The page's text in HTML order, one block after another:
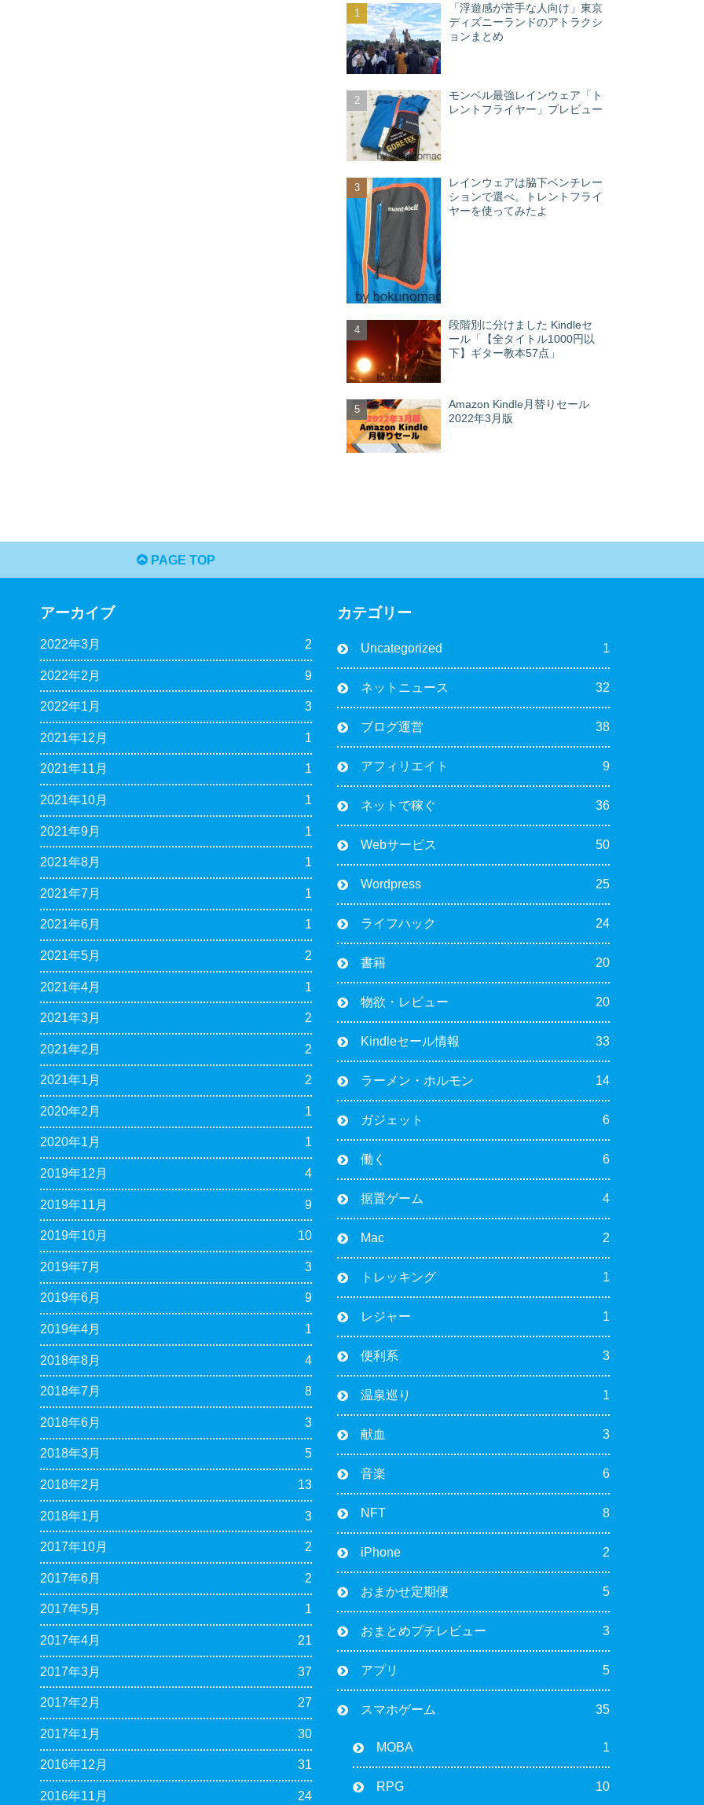
「浮遊感が苦手な人向け」東京
ディズニーランドのアトラクシ
ョンまとめ
モンベル最強レインウェア「ト
レントフライヤー」プレビュー
レインウェアは脇下ベンチレー
ションで選べ。トレントフライ
ヤーを使ってみたよ
段階別に分けました Kindleセ
ール「【全タイトル1000円以
下】ギター教本57点」
Amazon Kindle月替りセール
2022年3月版
PAGE TOP
アーカイブ
2022年3月 2
2022年2月 9
2022年1月 3
2021年12月 1
2021年11月 1
2021年10月 1
2021年9月 1
2021年8月 1
2021年7月 1
2021年6月 1
2021年5月 2
2021年4月 1
2021年3月 2
2021年2月 2
2021年1月 2
2020年2月 1
2020年1月 1
2019年12月 4
2019年11月 9
2019年10月 10
2019年7月 3
2019年6月 9
2019年4月 1
2018年8月 4
2018年7月 8
2018年6月 3
2018年3月 5
2018年2月 13
2018年1月 3
2017年10月 2
2017年6月 2
2017年5月 1
2017年4月 21
2017年3月 37
2017年2月 27
2017年1月 30
2016年12月 31
2016年11月 24
カテゴリー
Uncategorized 1
ネットニュース 32
ブログ運営 38
アフィリエイト 9
ネットで稼ぐ 36
Webサービス 50
Wordpress 25
ライフハック 24
書籍 20
物欲・レビュー 20
Kindleセール情報 33
ラーメン・ホルモン 14
ガジェット 6
働く 6
据置ゲーム 4
Mac 2
トレッキング 1
レジャー 1
便利系 3
温泉巡り 1
献血 3
音楽 6
NFT 8
iPhone 2
おまかせ定期便 5
おまとめプチレビュー 3
アプリ 5
スマホゲーム 35
MOBA 1
RPG 10